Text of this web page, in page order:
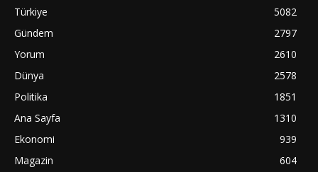
Türkiye
5082
Gündem
2797
Yorum
2610
Dünya
2578
Politika
1851
Ana Sayfa
1310
Ekonomi
939
Magazin
604